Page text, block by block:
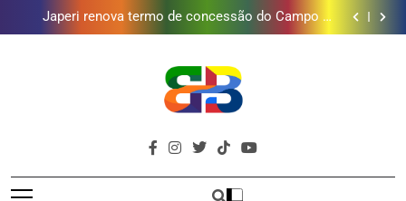
Lins em Nova Iguaçu neste fim de semana
Japeri renova termo de concessão do Campo de
Golfe e fortalece projeto que atende 140 crianças
Duque de Caxias: modernização de estação de
tratamento reforça abastecimento de água
mais combina com ele
Lins em Nova Iguaçu neste fim de semana
Japeri renova termo de concessão do Campo de
Golfe e fortalece projeto que atende 140 crianças
Duque de Caxias: modernização de estação de
tratamento reforça abastecimento de água
Guanabara tem diversas opções de vinhos para
Lins em Nova Iguaçu neste fim de semana
Brava
Baixada
Baixada Fluminense Em Destaque!